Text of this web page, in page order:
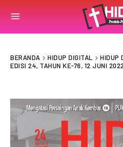
BERANDA HIDUP DIGITAL HIDUP
EDISI 24, TAHUN KE-76, 12 JUNI 2022